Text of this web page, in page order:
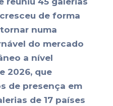
de forma
numa
do mercado
a nível
2026, que
de presença em
de 17 países